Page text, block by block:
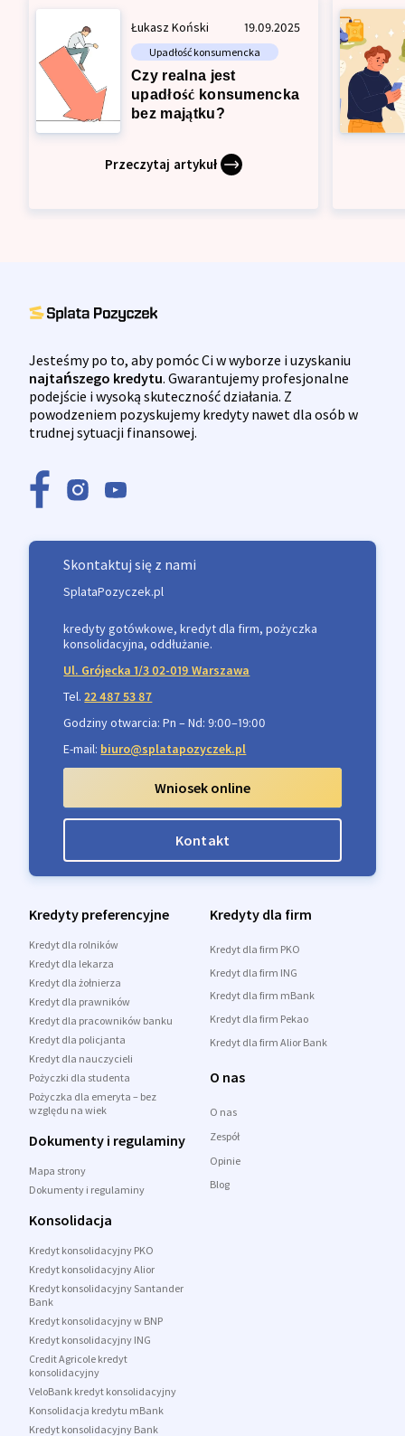
Łukasz Koński 19.09.2025
Upadłość konsumencka
Czy realna jest
upadłość konsumencka
bez majątku?
Przeczytaj artykuł
Jesteśmy po to, aby pomóc Ci w wyborze i uzyskaniu
najtańszego kredytu. Gwarantujemy profesjonalne
podejście i wysoką skuteczność działania. Z
powodzeniem pozyskujemy kredyty nawet dla osób w
trudnej sytuacji finansowej.
Kredyty preferencyjne
Kredyt dla rolników
Kredyt dla lekarza
Kredyt dla żołnierza
Kredyt dla prawników
Kredyt dla pracowników banku
Kredyt dla policjanta
Kredyt dla nauczycieli
Pożyczki dla studenta
Pożyczka dla emeryta – bez
względu na wiek
Dokumenty i regulaminy
Mapa strony
Dokumenty i regulaminy
Kredyty dla firm
Kredyt dla firm PKO
Kredyt dla firm ING
Kredyt dla firm mBank
Kredyt dla firm Pekao
Kredyt dla firm Alior Bank
O nas
O nas
Zespół
Opinie
Blog
Konsolidacja
Kredyt konsolidacyjny PKO
Kredyt konsolidacyjny Alior
Kredyt konsolidacyjny Santander
Bank
Kredyt konsolidacyjny w BNP
Kredyt konsolidacyjny ING
Credit Agricole kredyt
konsolidacyjny
VeloBank kredyt konsolidacyjny
Konsolidacja kredytu mBank
Kredyt konsolidacyjny Bank
Skontaktuj się z nami
SplataPozyczek.pl
kredyty gotówkowe, kredyt dla firm, pożyczka
konsolidacyjna, oddłużanie.
Ul. Grójecka 1/3 02-019 Warszawa
Tel.22 487 53 87
Godziny otwarcia: Pn – Nd: 9:00–19:00
E-mail: biuro@splatapozyczek.pl
Wniosek online
Kontakt